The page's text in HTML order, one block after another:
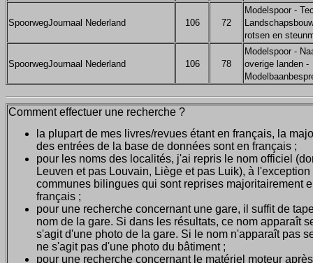
SpoorwegJournaal Nederland 106 72
Modelspoor -
rotsen en
SpoorwegJournaal Nederland 106 78
Modelspoor -
overige landen -
Comment effectuer une recherche ?
la plupart de mes livres/revues étant en français, la
des entrées de la base de données sont en français ;
pour les noms des localités, j'ai repris le nom officiel
Leuven et pas Louvain, Liège et pas Luik), à l'exception
communes bilingues qui sont reprises majoritairement
français ;
pour une recherche concernant une gare, il suffit de
nom de la gare. Si dans les résultats, ce nom apparaît
s'agit d'une photo de la gare. Si le nom n'apparaît pas
ne s'agit pas d'une photo du bâtiment ;
pour une recherche concernant le matériel moteur après